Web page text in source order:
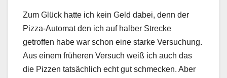
Zum Glück hatte ich kein Geld dabei, denn der
Pizza-Automat den ich auf halber Strecke
getroffen habe war schon eine starke Versuchung.
Aus einem früheren Versuch weiß ich auch das
die Pizzen tatsächlich echt gut schmecken. Aber